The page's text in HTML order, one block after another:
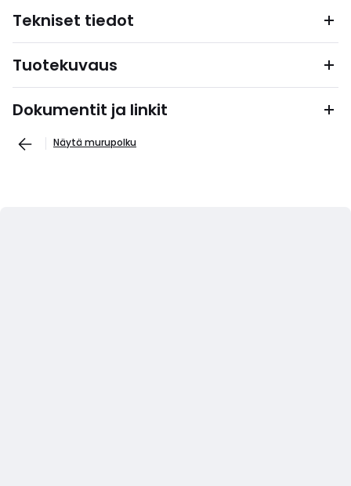
Tekniset tiedot
Tuotekuvaus
Dokumentit ja linkit
Näytä murupolku